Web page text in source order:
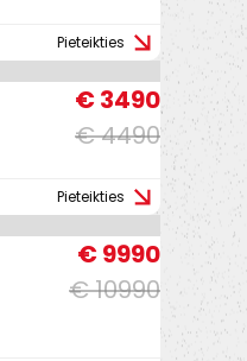
Pieteikties
€ 4490
€ 3490
Pieteikties
€ 10990
€ 9990